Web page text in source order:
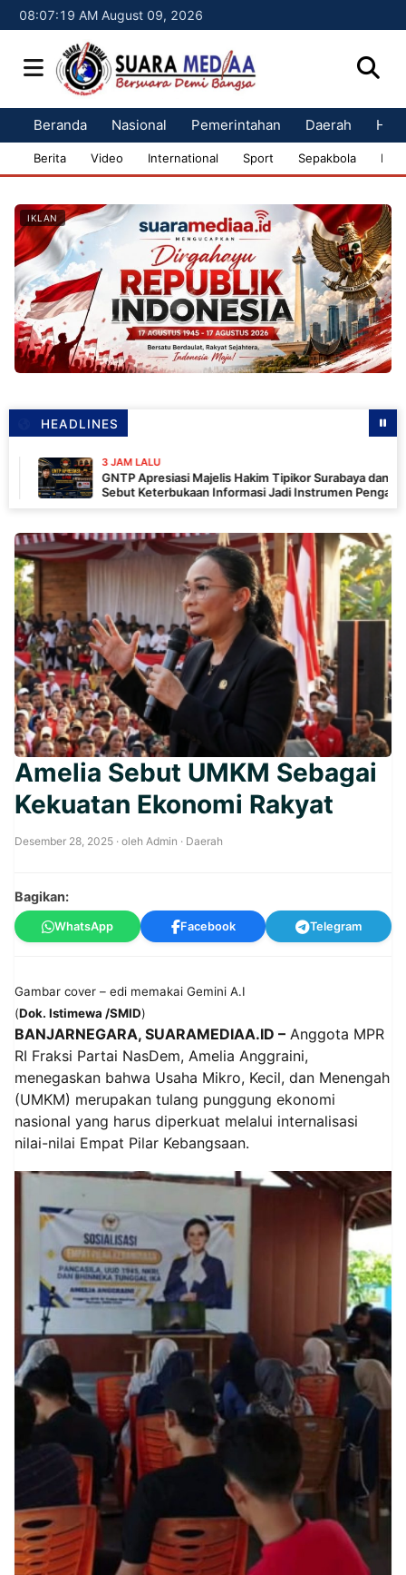
08:07:20 AM August 09, 2026
Beranda Nasional Pemerintahan Daerah
Berita Video International Sport Sepakbola
IKLAN
HEADLINES
3 JAM LALU
GNTP Apresiasi Majelis Hakim Tipikor Surabaya dan PKN,
Sebut Keterbukaan Informasi Jadi Instrumen Pengawasan
Amelia Sebut UMKM Sebagai
Kekuatan Ekonomi Rakyat
Desember 28, 2025 · oleh Admin · Daerah
Bagikan:
WhatsApp Facebook Telegram
Gambar cover – edi memakai Gemini A.I
(Dok. Istimewa /SMID)
BANJARNEGARA, SUARAMEDIAA.ID – Anggota MPR
RI Fraksi Partai NasDem, Amelia Anggraini,
menegaskan bahwa Usaha Mikro, Kecil, dan Menengah
(UMKM) merupakan tulang punggung ekonomi
nasional yang harus diperkuat melalui internalisasi
nilai-nilai Empat Pilar Kebangsaan.